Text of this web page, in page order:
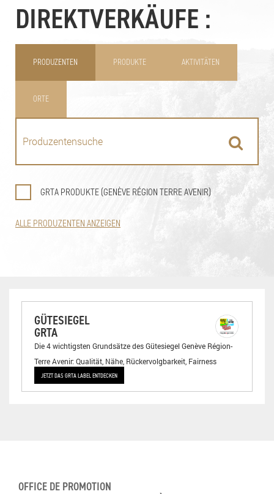
DIREKTVERKÄUFE :
PRODUZENTEN PRODUKTE AKTIVITÄTEN
ORTE
GRTA PRODUKTE (GENÈVE RÉGION TERRE AVENIR)
ALLE PRODUZENTEN ANZEIGEN
GÜTESIEGEL
GRTA
Die 4 wichtigsten Grundsätze des Gütesiegel Genève Région-
Terre Avenir: Qualität, Nähe, Rückervolgbarkeit, Fairness
JETZT DAS GRTA LABEL ENTDECKEN
OFFICE DE PROMOTION